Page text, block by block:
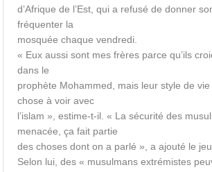
d’Afrique de l’Est, qui a refusé de donner
fréquenter la
mosquée chaque vendredi.
« Eux aussi sont mes frères parce qu’ils
dans le
prophète Mohammed, mais leur style de vie
chose à voir avec
l’islam », estime-t-il. « La sécurité des
menacée, ça fait partie
des choses dont on a parlé », a ajouté le
Selon lui, des « musulmans extrémistes